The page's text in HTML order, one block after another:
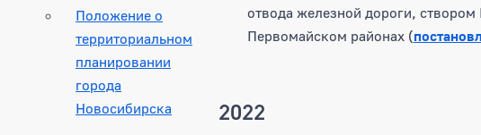
Положение о
территориальном
планировании
города
Новосибирска
отвода железной дороги,
Первомайском районах (
2022